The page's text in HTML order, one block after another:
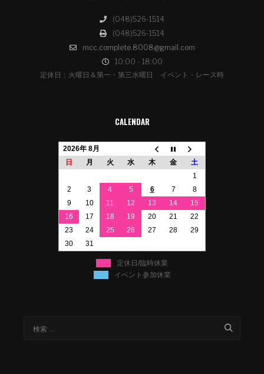
(048)526-1514
(048)526-1514
mcc.complete.8008@gmail.com
10:00 - 18:00
定休日：火曜日＆第一・第三水曜日 イベント・レース時
CALENDAR
2026年 8月
日
月 火 水 木 金
土
1
2
3 4 5 6 7
8
9
10 11 12 13 14
15
16
17 18 19 20 21
22
23
24 25 26 27 28
29
30
31
定休日/臨時休業
イベント参加休業